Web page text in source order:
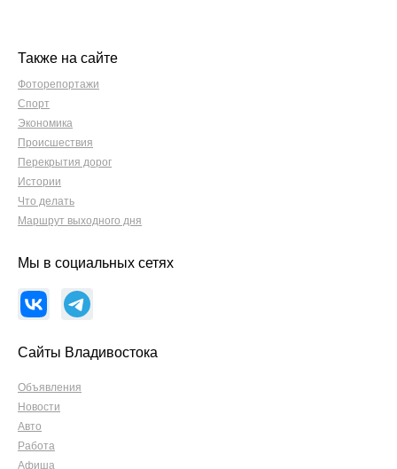
Также на сайте
Фоторепортажи
Спорт
Экономика
Происшествия
Перекрытия дорог
Истории
Что делать
Маршрут выходного дня
Мы в социальных сетях
Сайты Владивостока
Объявления
Новости
Авто
Работа
Афиша